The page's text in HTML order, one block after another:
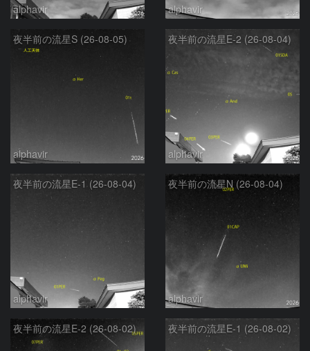
alphavir alphavir
夜半前の流星S (26-08-05)
alphavir
夜半前の流星E-2 (26-08-04)
alphavir
夜半前の流星E-1 (26-08-04)
alphavir
夜半前の流星N (26-08-04)
alphavir
夜半前の流星E-2 (26-08-02) 夜半前の流星E-1 (26-08-02)